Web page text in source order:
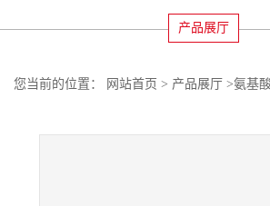
产品展厅
您当前的位置： 网站首页 > 产品展厅 >氨基